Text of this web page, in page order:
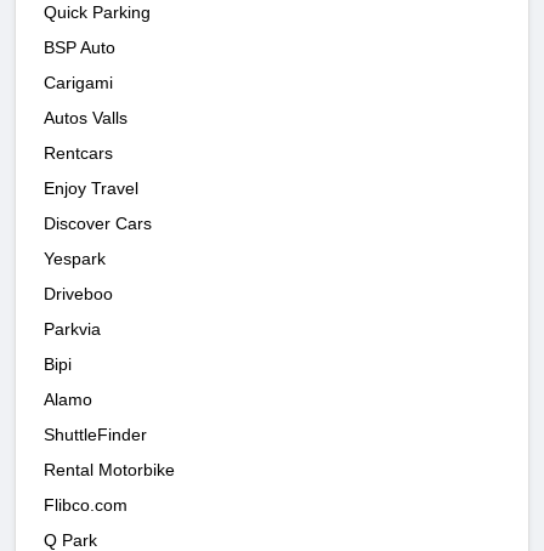
Quick Parking
BSP Auto
Carigami
Autos Valls
Rentcars
Enjoy Travel
Discover Cars
Yespark
Driveboo
Parkvia
Bipi
Alamo
ShuttleFinder
Rental Motorbike
Flibco.com
Q Park